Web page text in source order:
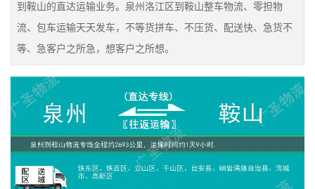
到鞍山的直达运输业务。泉州洛江区到鞍山整车物流、零担物
流、包车运输天天发车，不等货拼车、不压货、配送快、急货不
等、急客户之所急，想客户之所想。